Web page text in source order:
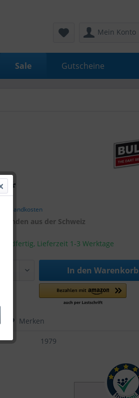
Mein Konto
Sale Gutscheine
*
Versandkosten
Kunden aus der Schweiz
Lieferzeit 1-3 Werktage
In den Warenkorb
Merken
1979